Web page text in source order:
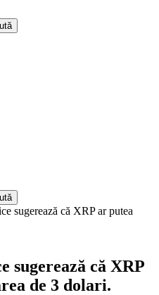
sugerează că XRP ar putea
sugerează că XRP
de 3 dolari.